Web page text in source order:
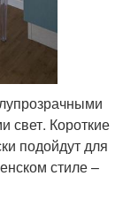
свет. Короткие
подойдут для
стиле –